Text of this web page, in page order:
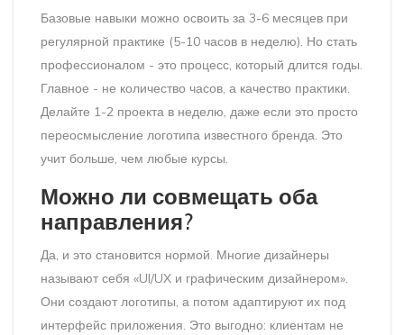
Базовые навыки можно освоить за 3-6 месяцев при
регулярной практике (5-10 часов в неделю). Но стать
профессионалом - это процесс, который длится годы.
Главное - не количество часов, а качество практики.
Делайте 1-2 проекта в неделю, даже если это просто
переосмысление логотипа известного бренда. Это
учит больше, чем любые курсы.
Можно ли совмещать оба
направления?
Да, и это становится нормой. Многие дизайнеры
называют себя «UI/UX и графическим дизайнером».
Они создают логотипы, а потом адаптируют их под
интерфейс приложения. Это выгодно: клиентам не